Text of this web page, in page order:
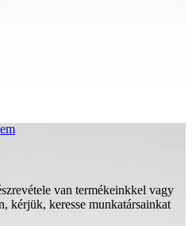
van termékeinkkel vagy
kérjük, keresse munkatársainkat